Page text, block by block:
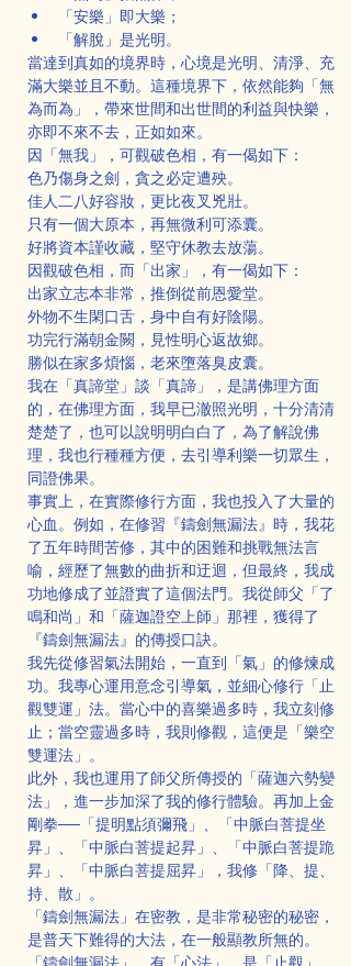
「安樂」即大樂；
「解脫」是光明。
當達到真如的境界時，心境是光明、清淨、充
滿大樂並且不動。這種境界下，依然能夠「無
為而為」，帶來世間和出世間的利益與快樂，
亦即不來不去，正如如來。
因「無我」，可觀破色相，有一偈如下：
色乃傷身之劍，貪之必定遭殃。
佳人二八好容妝，更比夜叉兇壯。
只有一個大原本，再無微利可添囊。
好將資本謹收藏，堅守休教去放蕩。
因觀破色相，而「出家」，有一偈如下：
出家立志本非常，推倒從前恩愛堂。
外物不生閑口舌，身中自有好陰陽。
功完行滿朝金闕，見性明心返故鄉。
勝似在家多煩惱，老來墮落臭皮囊。
我在「真諦堂」談「真諦」，是講佛理方面
的，在佛理方面，我早已澈照光明，十分清清
楚楚了，也可以說明明白白了，為了解說佛
理，我也行種種方便，去引導利樂一切眾生，
同證佛果。
事實上，在實際修行方面，我也投入了大量的
心血。例如，在修習『鑄劍無漏法』時，我花
了五年時間苦修，其中的困難和挑戰無法言
喻，經歷了無數的曲折和迂迴，但最終，我成
功地修成了並證實了這個法門。我從師父「了
鳴和尚」和「薩迦證空上師」那裡，獲得了
『鑄劍無漏法』的傳授口訣。
我先從修習氣法開始，一直到「氣」的修煉成
功。我專心運用意念引導氣，並細心修行「止
觀雙運」法。當心中的喜樂過多時，我立刻修
止；當空靈過多時，我則修觀，這便是「樂空
雙運法」。
此外，我也運用了師父所傳授的「薩迦六勢變
法」，進一步加深了我的修行體驗。再加上金
剛拳──「提明點須彌飛」、「中脈白菩提坐
昇」、「中脈白菩提起昇」、「中脈白菩提跪
昇」、「中脈白菩提屈昇」，我修「降、提、
持、散」。
「鑄劍無漏法」在密教，是非常秘密的秘密，
是普天下難得的大法，在一般顯教所無的。